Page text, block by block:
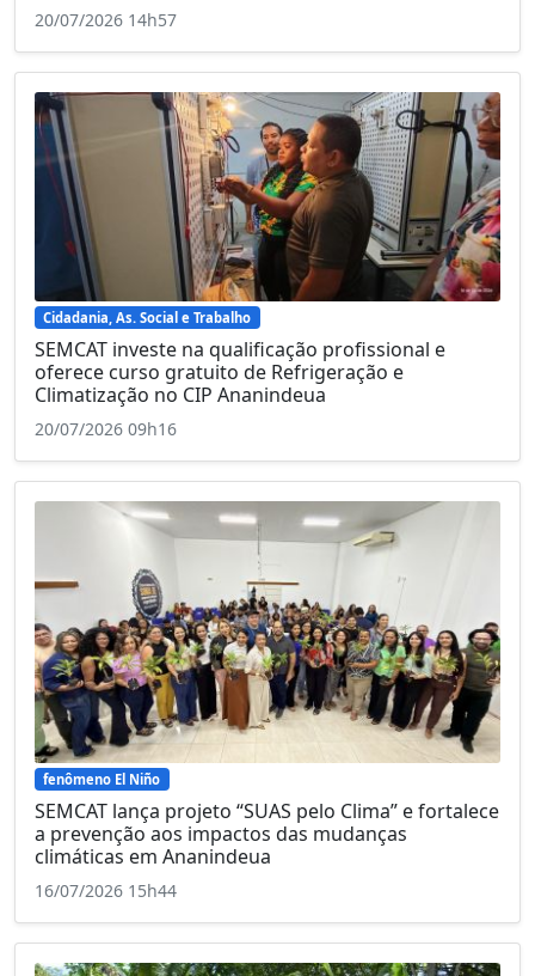
20/07/2026 14h57
Cidadania, As. Social e Trabalho
SEMCAT investe na qualificação profissional e
oferece curso gratuito de Refrigeração e
Climatização no CIP Ananindeua
20/07/2026 09h16
fenômeno El Niño
SEMCAT lança projeto “SUAS pelo Clima” e fortalece
a prevenção aos impactos das mudanças
climáticas em Ananindeua
16/07/2026 15h44